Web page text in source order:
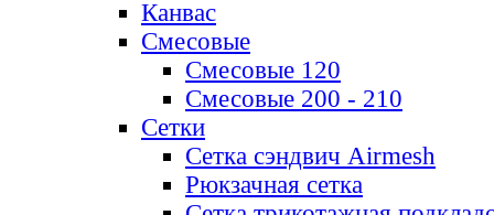
Канвас
Смесовые
Смесовые 120
Смесовые 200 - 210
Сетки
Сетка сэндвич Airmesh
Рюкзачная сетка